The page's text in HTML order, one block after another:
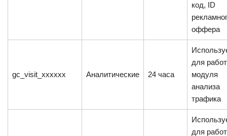
код, ID
оффера
gc_visit_xxxxxx Аналитические 24 часа
для
модуля
анализа
трафика
для